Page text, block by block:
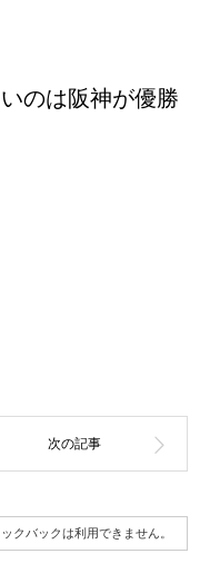
のは阪神が優勝
ックバックは利用できません。